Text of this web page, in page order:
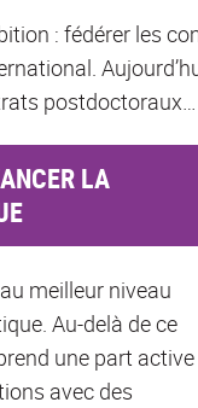
: fédérer les
LA
meilleur niveau
Au-delà de ce
une part active
avec des